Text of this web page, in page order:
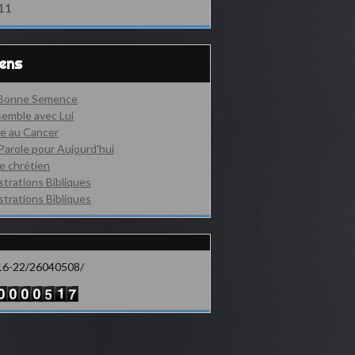
Semence
avec Lui
au Cancer
pour Aujourd'hui
chrétien
Bibliques
Bibliques
22/26040508/